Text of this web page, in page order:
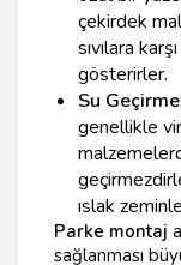
çekirdek
sıvılara
gösterirler.
Su
genellikle
ıslak
Parke montaj
sağlanması